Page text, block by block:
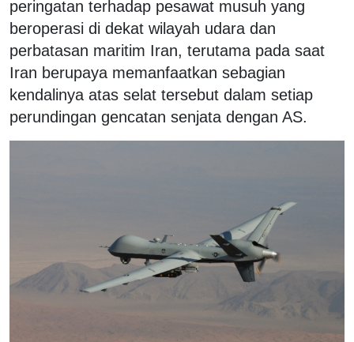
peringatan terhadap pesawat musuh yang
beroperasi di dekat wilayah udara dan
perbatasan maritim Iran, terutama pada saat
Iran berupaya memanfaatkan sebagian
kendalinya atas selat tersebut dalam setiap
perundingan gencatan senjata dengan AS.